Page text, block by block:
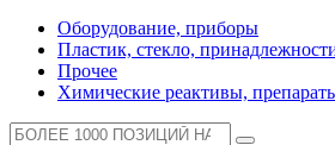
Оборудование, приборы
Пластик, стекло,
Прочее
Химические реактивы,